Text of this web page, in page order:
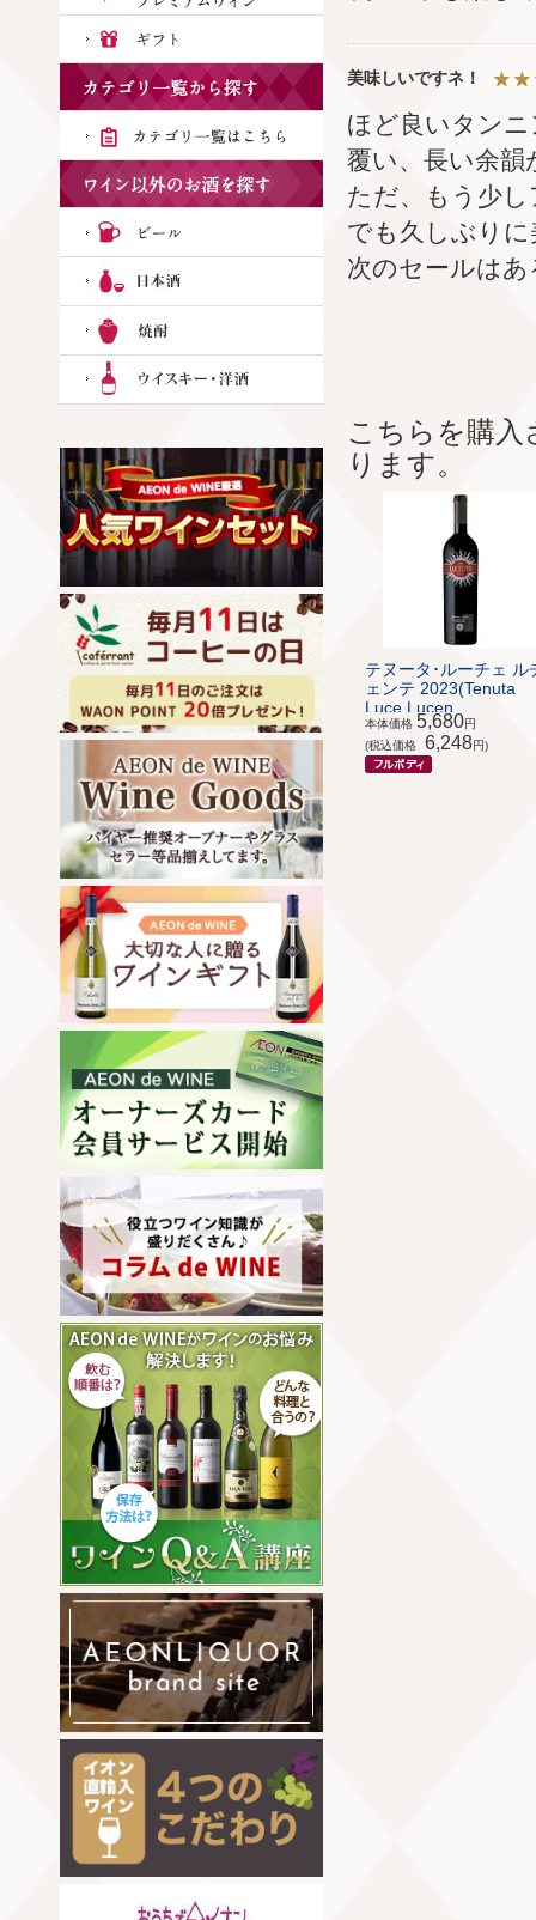
美味しいですネ！
ほど良いタン
覆い、長い余韻
ただ、もう少
でも久しぶり
次のセールは
こちらを購
ります。
テヌータ･ルーチェ ル
ェンテ 2023(Tenuta
Luce Lucen...
本体価格 5,680円
(税込価格
6,248円)